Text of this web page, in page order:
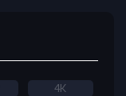
4K